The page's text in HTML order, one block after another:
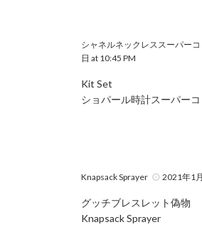
シャネルネックレススーパーコ
日 at 10:45 PM
Kit Set
ショパール時計スーパー
Knapsack Sprayer 2021年1
グッチブレスレット偽物
Knapsack Sprayer